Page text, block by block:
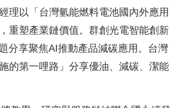
理以「台灣氫能燃料電池國內外應用
重塑產業鏈價值。群創光電智能創新
分享聚焦AI推動產品減碳應用。台灣
的第一哩路」分享優油、減碳、潔能